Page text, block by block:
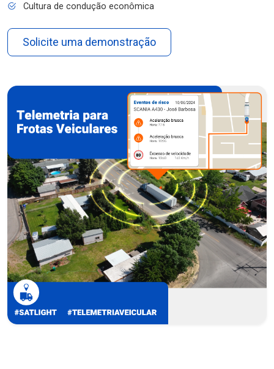
Cultura de condução econômica
Solicite uma demonstração